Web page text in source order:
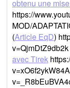
obtenu une
https://
MOD/
(Article EqD)
v=QjmDtZ9db2k
avec Tirek